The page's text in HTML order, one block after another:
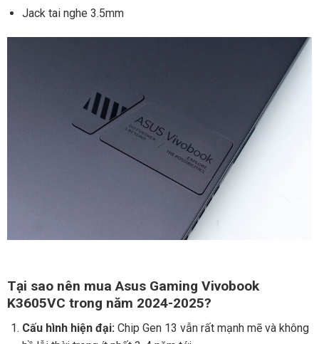
Jack tai nghe 3.5mm
Tại sao nên mua Asus Gaming Vivobook
K3605VC trong năm 2024-2025?
Cấu hình hiện đại: Chip Gen 13 vẫn rất mạnh mẽ và không